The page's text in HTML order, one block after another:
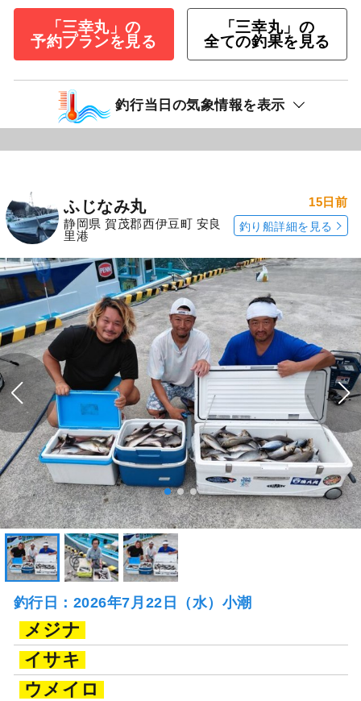
「三幸丸」の
予約プランを見る
「三幸丸」の
全ての釣果を見る
釣行当日の気象情報を表示
ふじなみ丸
静岡県 賀茂郡西伊豆町 安良
里港
15日前
釣り船詳細を見る
釣行日：2026年7月22日（水）小潮
メジナ
イサキ
ウメイロ